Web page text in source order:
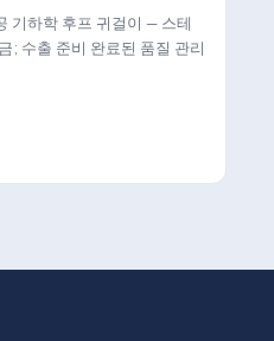
기하학 후프 귀걸이 — 스테
; 수출 준비 완료된 품질 관리